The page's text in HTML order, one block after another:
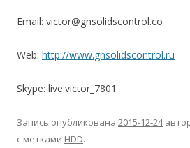
Email: victor@gnsolidscontrol.co
Web: http://www.gnsolidscontrol.ru
Skype: live:victor_7801
Запись опубликована 2015-12-24
с метками HDD.